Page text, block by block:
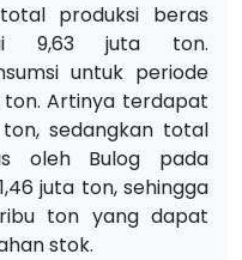
produksi beras
9,63 juta ton.
untuk periode
Artinya terdapat
sedangkan total
oleh Bulog pada
juta ton, sehingga
ton yang dapat
stok.